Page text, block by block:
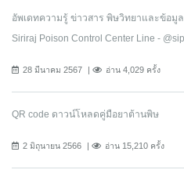
อัพเดทความรู้ ข่าวสาร พิษวิทยาและข้อมู
Siriraj Poison Control Center Line -
28 มีนาคม 2567 อ่าน 4,029 ครั้ง
QR code ดาวน์โหลดคู่มือยาต้านพิษ
2 มิถุนายน 2566 อ่าน 15,210 ครั้ง